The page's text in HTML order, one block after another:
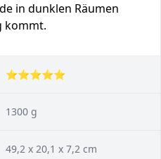
in dunklen Räumen
kommt.
⭐⭐⭐⭐⭐
1300 g
49,2 x 20,1 x 7,2 cm